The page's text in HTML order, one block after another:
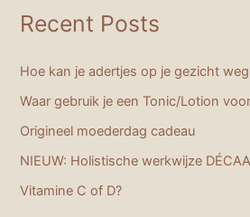
Recent Posts
Hoe kan je adertjes op je gezicht
Waar gebruik je een Tonic/Lotion
Origineel moederdag cadeau
NIEUW: Holistische werkwijze
Vitamine C of D?